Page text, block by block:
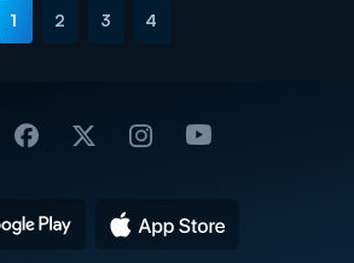
1 2 3 4